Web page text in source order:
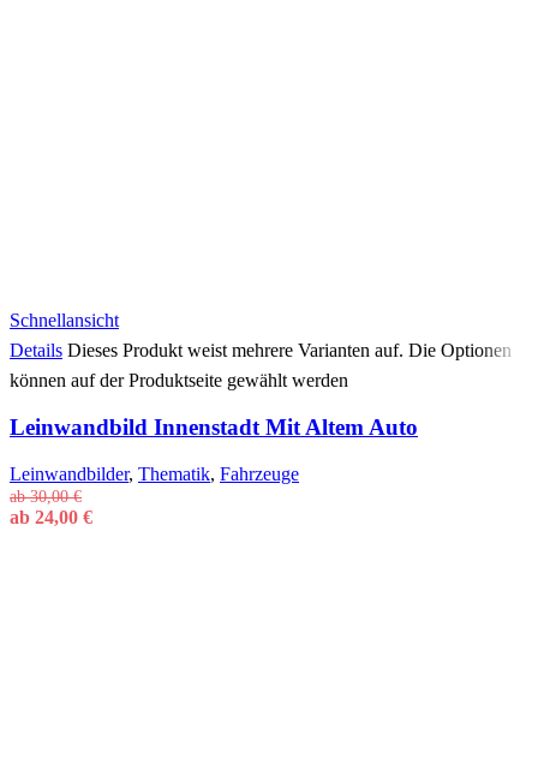
Schnellansicht
Details Dieses Produkt weist mehrere Varianten auf. Die Optionen
können auf der Produktseite gewählt werden
Leinwandbild Innenstadt Mit Altem Auto
Leinwandbilder, Thematik, Fahrzeuge
ab30,00€
ab 24,00 €